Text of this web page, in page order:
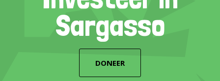
Sargasso
DONEER